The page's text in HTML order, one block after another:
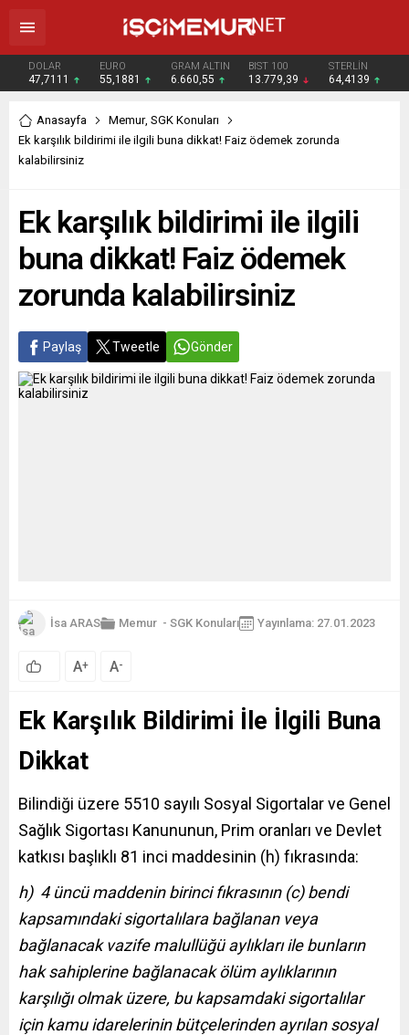
DOLAR
47,7111
EURO
55,1881
GRAM ALTIN
6.660,55
BIST 100
13.779,39
STERLİN
64,4139
Anasayfa Memur, SGK Konuları
Ek karşılık bildirimi ile ilgili buna dikkat! Faiz ödemek zorunda
kalabilirsiniz
Ek karşılık bildirimi ile ilgili
buna dikkat! Faiz ödemek
zorunda kalabilirsiniz
Paylaş Tweetle Gönder
İsa ARAS Memur - SGK Konuları Yayınlama: 27.01.2023
A+ A-
Ek Karşılık Bildirimi İle İlgili Buna
Dikkat
Bilindiği üzere 5510 sayılı Sosyal Sigortalar ve Genel
Sağlık Sigortası Kanununun, Prim oranları ve Devlet
katkısı başlıklı 81 inci maddesinin (h) fıkrasında:
h) 4 üncü maddenin birinci fıkrasının (c) bendi
kapsamındaki sigortalılara bağlanan veya
bağlanacak vazife malullüğü aylıkları ile bunların
hak sahiplerine bağlanacak ölüm aylıklarının
karşılığı olmak üzere, bu kapsamdaki sigortalılar
için kamu idarelerinin bütçelerinden ayrılan sosyal